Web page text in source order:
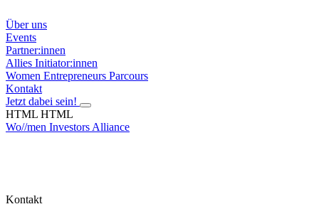
Über uns
Events
Partner:innen
Allies Initiator:innen
Women Entrepreneurs Parcours
Kontakt
Jetzt dabei sein!
HTML HTML
Wo//men Investors Alliance
Kontakt